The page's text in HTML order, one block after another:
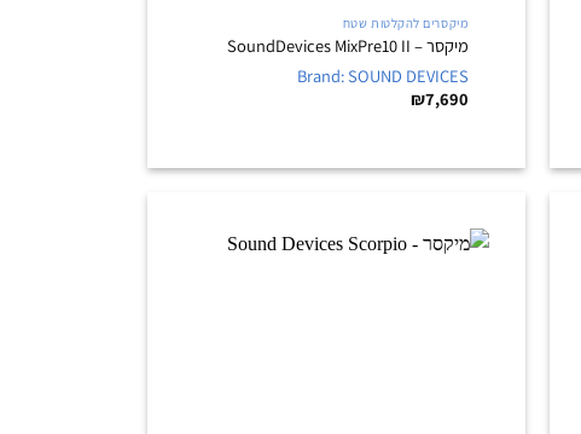
מיקסרים להקלטות שטח
מיקסר – SoundDevices MixPre10 II
Brand: SOUND DEVICES
₪7,690